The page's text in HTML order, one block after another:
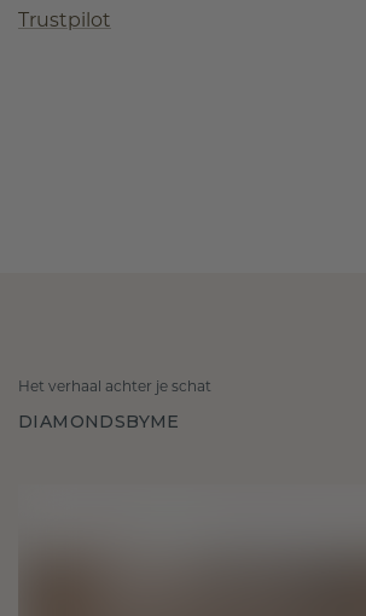
Trustpilot
Het verhaal achter je schat
DIAMONDSBYME